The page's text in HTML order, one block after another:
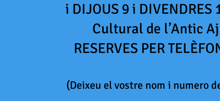
i DIJOUS 9 i
Cultural de l’Antic
RESERVES PER
(Deixeu el vostre nom i numero